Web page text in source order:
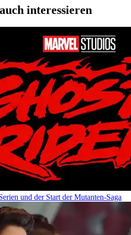
interessieren
und der Start der Mutanten-Saga